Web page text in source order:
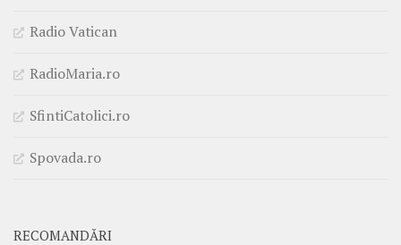
Radio Vatican
RadioMaria.ro
SfintiCatolici.ro
Spovada.ro
RECOMANDĂRI